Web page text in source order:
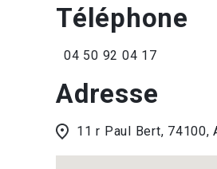
Téléphone
04 50 92 04 17
Adresse
11 r Paul Bert, 74100,